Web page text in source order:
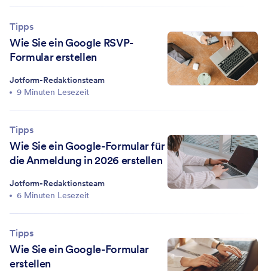
Tipps
Wie Sie ein Google RSVP-
Formular erstellen
Jotform-Redaktionsteam
9 Minuten Lesezeit
Tipps
Wie Sie ein Google-Formular für
die Anmeldung in 2026 erstellen
Jotform-Redaktionsteam
6 Minuten Lesezeit
Tipps
Wie Sie ein Google-Formular
erstellen